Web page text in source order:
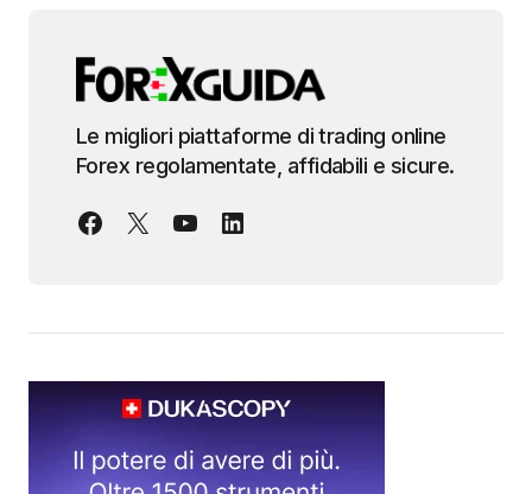
Le migliori piattaforme di trading online
Forex regolamentate, affidabili e sicure.